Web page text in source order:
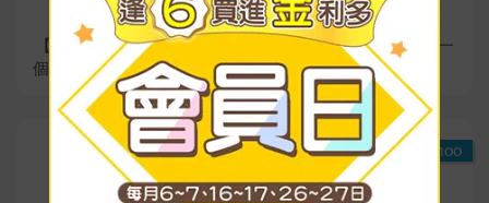
【電子書】現在的是哪一
個多聞！？(1)【含電子書
限定特典】
【電子書】現在的是哪一
個多聞！？(2)
Readmoo Readmoo